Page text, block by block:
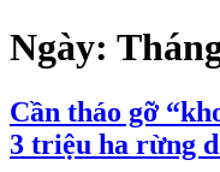
Ngày:
Cần tháo gỡ
3 triệu ha rừng